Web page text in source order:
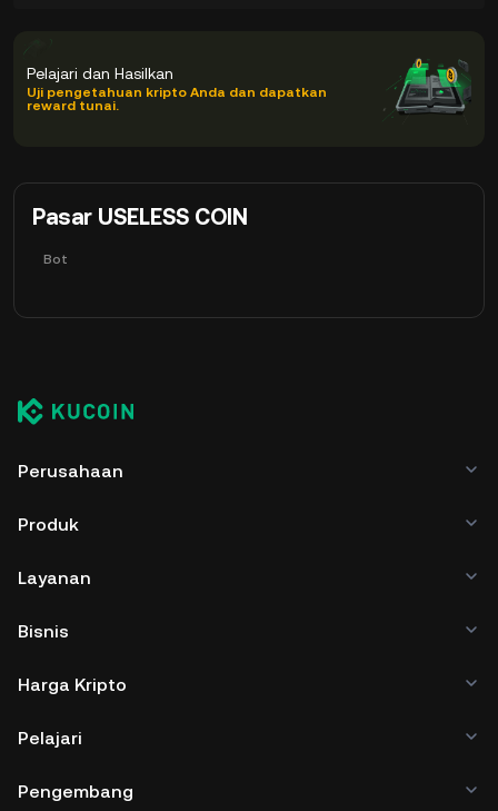
Pelajari dan Hasilkan
Uji pengetahuan kripto Anda dan dapatkan
reward tunai.
Pasar USELESS COIN
Bot
Perusahaan
Produk
Layanan
Bisnis
Harga Kripto
Pelajari
Pengembang